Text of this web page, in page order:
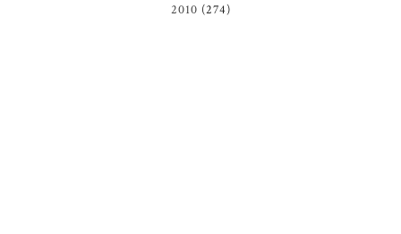
2010 (274)